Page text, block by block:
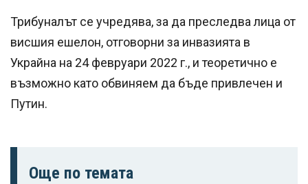
Трибуналът се учредява, за да преследва лица от
висшия ешелон, отговорни за инвазията в
Украйна на 24 февруари 2022 г., и теоретично е
възможно като обвиняем да бъде привлечен и
Путин.
Още по темата